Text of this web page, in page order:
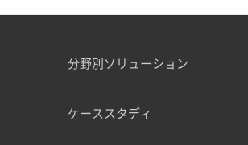
分野別ソリューション
ケーススタディ